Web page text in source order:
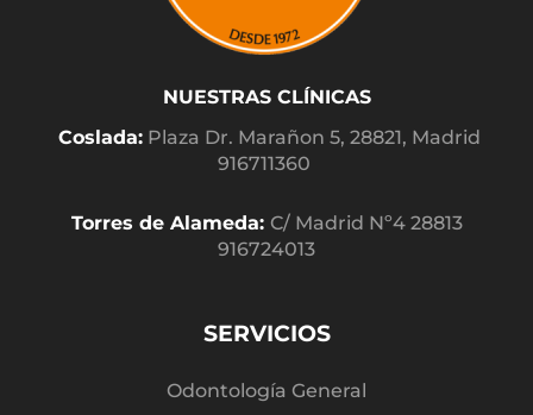
NUESTRAS CLÍNICAS
Coslada: Plaza Dr. Marañon 5, 28821, Madrid
916711360
Torres de Alameda: C/ Madrid Nº4 28813
916724013
SERVICIOS
Odontología General